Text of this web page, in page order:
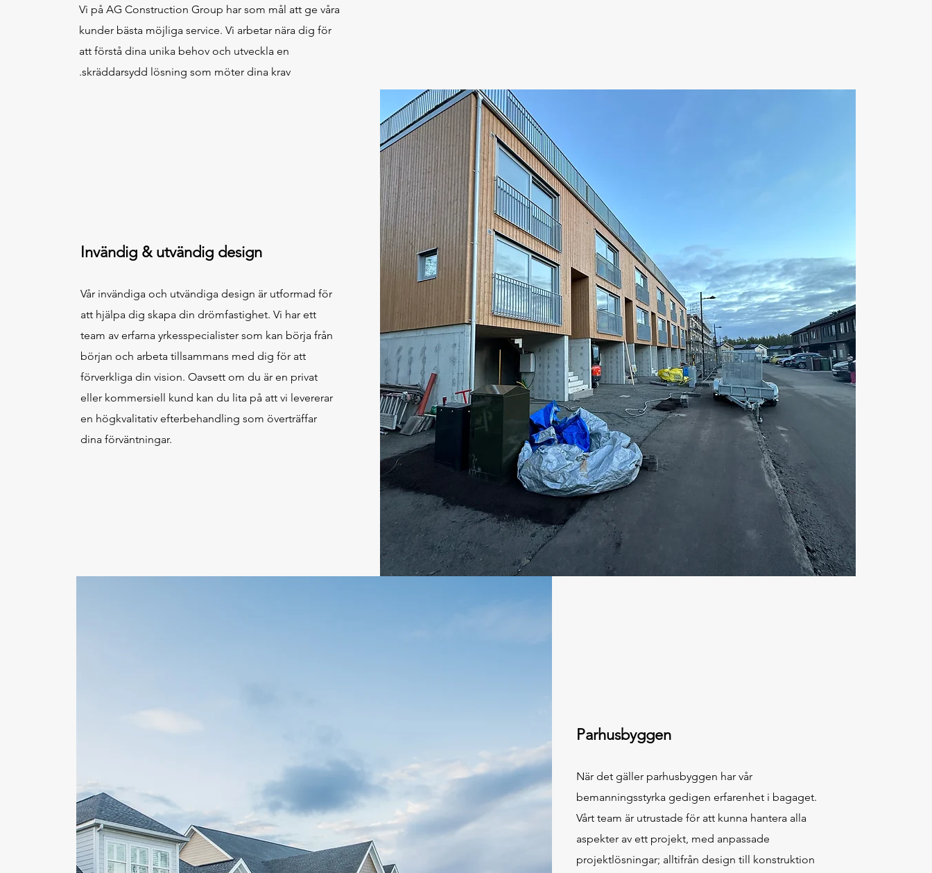
Vi på AG Construction Group har som mål att ge våra
kunder bästa möjliga service. Vi arbetar nära dig för
att förstå dina unika behov och utveckla en
skräddarsydd lösning som möter dina krav.
Invändig & utvändig design
Vår invändiga och utvändiga design är utformad för
att hjälpa dig skapa din drömfastighet. Vi har ett
team av erfarna yrkesspecialister som kan börja från
början och arbeta tillsammans med dig för att
förverkliga din vision. Oavsett om du är en privat
eller kommersiell kund kan du lita på att vi levererar
en högkvalitativ efterbehandling som överträffar
dina förväntningar.
Parhusbyggen
När det gäller parhusbyggen har vår
bemanningsstyrka gedigen erfarenhet i bagaget.
Vårt team är utrustade för att kunna hantera alla
aspekter av ett projekt, med anpassade
projektlösningar; alltifrån design till konstruktion